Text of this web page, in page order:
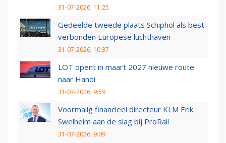
31-07-2026, 11:25
Gedeelde tweede plaats Schiphol als best
verbonden Europese luchthaven
31-07-2026, 10:37
LOT opent in maart 2027 nieuwe route
naar Hanoi
31-07-2026, 9:59
Voormalig financieel directeur KLM Erik
Swelheim aan de slag bij ProRail
31-07-2026, 9:09